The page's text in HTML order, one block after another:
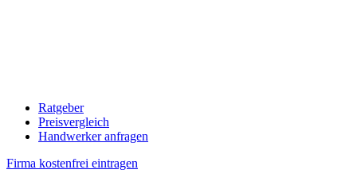
Ratgeber
Preisvergleich
Handwerker anfragen
Firma kostenfrei eintragen